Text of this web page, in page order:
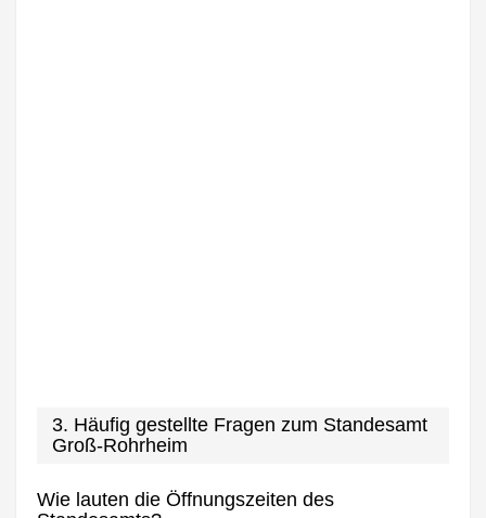
3. Häufig gestellte Fragen zum Standesamt
Groß-Rohrheim
Wie lauten die Öffnungszeiten des